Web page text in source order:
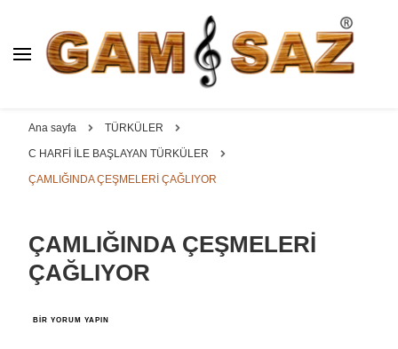
BAĞLAMA İMALAT / SATIŞ
YAPRAK || ELEKTRO ||
ÖZEL BAĞLAMA İMALAT /
SATIŞ
Padok, Kompozit, Mat, Divan, Çöğür, Cura, Solak, Dede,
Oyma ve yaprak sazlar, özel imalat bağlamalar
Ana sayfa TÜRKÜLER
C HARFİ İLE BAŞLAYAN TÜRKÜLER
ÇAMLIĞINDA ÇEŞMELERİ ÇAĞLIYOR
ÇAMLIĞINDA ÇEŞMELERİ
ÇAĞLIYOR
ÇAMLIĞINDA
BIR YORUM YAPIN